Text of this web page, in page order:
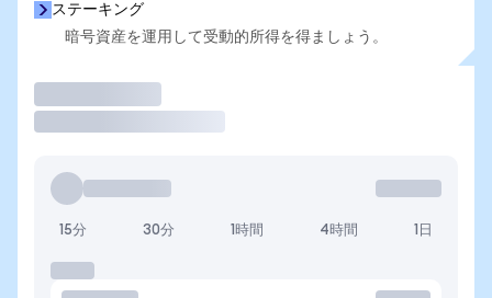
ステーキング
暗号資産を運用して受動的所得を得ましょう。
15分 30分 1時間 4時間 1日